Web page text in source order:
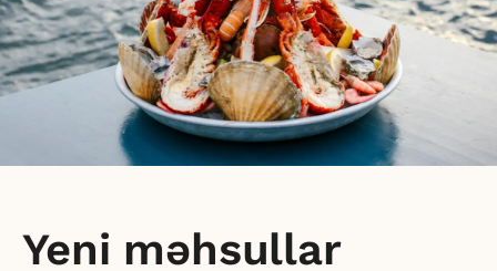
Yeni məhsullar